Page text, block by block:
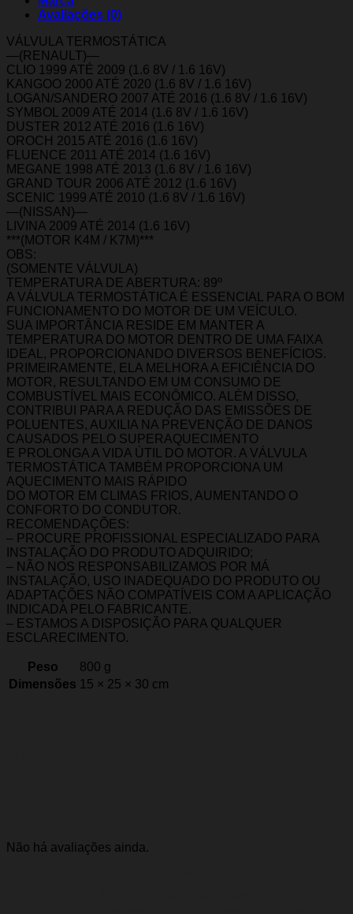
Avaliações (0)
VÁLVULA TERMOSTÁTICA
—(RENAULT)—
CLIO 1999 ATÉ 2009 (1.6 8V / 1.6 16V)
KANGOO 2000 ATÉ 2020 (1.6 8V / 1.6 16V)
LOGAN/SANDERO 2007 ATÉ 2016 (1.6 8V / 1.6 16V)
SYMBOL 2009 ATÉ 2014 (1.6 8V / 1.6 16V)
DUSTER 2012 ATÉ 2016 (1.6 16V)
OROCH 2015 ATÉ 2016 (1.6 16V)
FLUENCE 2011 ATÉ 2014 (1.6 16V)
MEGANE 1998 ATÉ 2013 (1.6 8V / 1.6 16V)
GRAND TOUR 2006 ATÉ 2012 (1.6 16V)
SCENIC 1999 ATÉ 2010 (1.6 8V / 1.6 16V)
—(NISSAN)—
LIVINA 2009 ATÉ 2014 (1.6 16V)
***(MOTOR K4M / K7M)***
OBS:
(SOMENTE VÁLVULA)
TEMPERATURA DE ABERTURA: 89º
A VÁLVULA TERMOSTÁTICA É ESSENCIAL PARA O BOM
FUNCIONAMENTO DO MOTOR DE UM VEÍCULO.
SUA IMPORTÂNCIA RESIDE EM MANTER A
TEMPERATURA DO MOTOR DENTRO DE UMA FAIXA
IDEAL, PROPORCIONANDO DIVERSOS BENEFÍCIOS.
PRIMEIRAMENTE, ELA MELHORA A EFICIÊNCIA DO
MOTOR, RESULTANDO EM UM CONSUMO DE
COMBUSTÍVEL MAIS ECONÔMICO. ALÉM DISSO,
CONTRIBUI PARA A REDUÇÃO DAS EMISSÕES DE
POLUENTES, AUXILIA NA PREVENÇÃO DE DANOS
CAUSADOS PELO SUPERAQUECIMENTO
E PROLONGA A VIDA ÚTIL DO MOTOR. A VÁLVULA
TERMOSTÁTICA TAMBÉM PROPORCIONA UM
AQUECIMENTO MAIS RÁPIDO
DO MOTOR EM CLIMAS FRIOS, AUMENTANDO O
CONFORTO DO CONDUTOR.
RECOMENDAÇÕES:
– PROCURE PROFISSIONAL ESPECIALIZADO PARA
INSTALAÇÃO DO PRODUTO ADQUIRIDO;
– NÃO NOS RESPONSABILIZAMOS POR MÁ
INSTALAÇÃO, USO INADEQUADO DO PRODUTO OU
ADAPTAÇÕES NÃO COMPATÍVEIS COM A APLICAÇÃO
INDICADA PELO FABRICANTE.
– ESTAMOS A DISPOSIÇÃO PARA QUALQUER
ESCLARECIMENTO.
Peso
800 g
Dimensões 15 × 25 × 30 cm
Não há avaliações ainda.